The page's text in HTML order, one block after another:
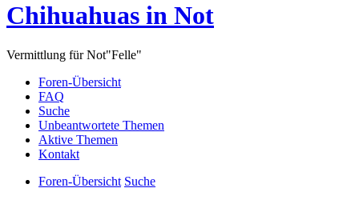
Chihuahuas in Not
Vermittlung für Not"Felle"
Foren-Übersicht
FAQ
Suche
Unbeantwortete Themen
Aktive Themen
Kontakt
Foren-Übersicht Suche